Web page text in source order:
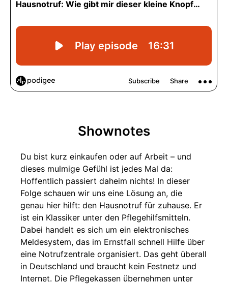
Shownotes
Du bist kurz einkaufen oder auf Arbeit – und
dieses mulmige Gefühl ist jedes Mal da:
Hoffentlich passiert daheim nichts! In dieser
Folge schauen wir uns eine Lösung an, die
genau hier hilft: den Hausnotruf für zuhause. Er
ist ein Klassiker unter den Pflegehilfsmitteln.
Dabei handelt es sich um ein elektronisches
Meldesystem, das im Ernstfall schnell Hilfe über
eine Notrufzentrale organisiert. Das geht überall
in Deutschland und braucht kein Festnetz und
Internet. Die Pflegekassen übernehmen unter